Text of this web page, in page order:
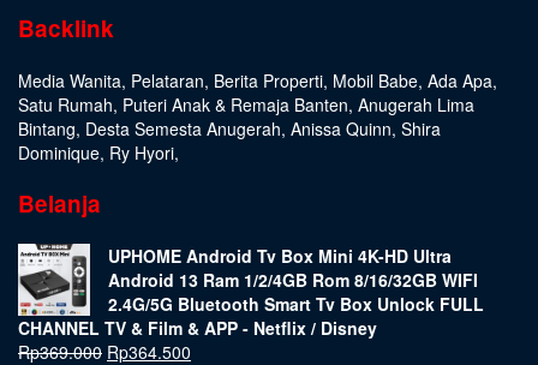
Backlink
Media Wanita, Pelataran, Berita Properti, Mobil Babe, Ada Apa,
Satu Rumah, Puteri Anak & Remaja Banten, Anugerah Lima
Bintang, Desta Semesta Anugerah, Anissa Quinn, Shira
Dominique, Ry Hyori,
Belanja
UPHOME Android Tv Box Mini 4K-HD Ultra
Android 13 Ram 1/2/4GB Rom 8/16/32GB WIFI
2.4G/5G Bluetooth Smart Tv Box Unlock FULL
CHANNEL TV & Film & APP - Netflix / Disney
Rp369.000 Rp364.500